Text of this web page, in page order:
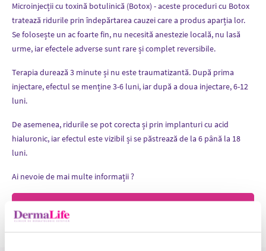
Microinjecții cu toxină botulinică (Botox) - aceste proceduri cu Botox
tratează ridurile prin îndepărtarea cauzei care a produs aparția lor.
Se folosește un ac foarte fin, nu necesită anestezie locală, nu lasă
urme, iar efectele adverse sunt rare și complet reversibile.
Terapia durează 3 minute și nu este traumatizantă. După prima
injectare, efectul se menține 3-6 luni, iar după a doua injectare, 6-12
luni.
De asemenea, ridurile se pot corecta și prin implanturi cu acid
hialuronic, iar efectul este vizibil și se păstrează de la 6 până la 18
luni.
Ai nevoie de mai multe informații ?
Solicită sfatul specialistului